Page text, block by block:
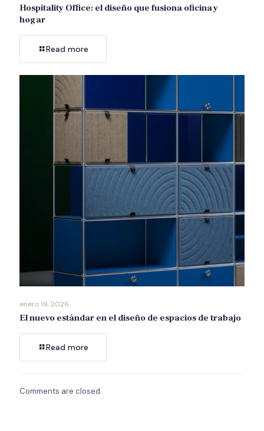
Hospitality Office: el diseño que fusiona oficina y
hogar
Read more
enero 19, 2026
El nuevo estándar en el diseño de espacios de trabajo
Read more
Comments are closed.